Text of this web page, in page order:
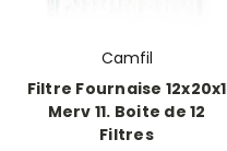
Camfil
Filtre Fournaise 12x20x1
Merv 11. Boite de 12
Filtres